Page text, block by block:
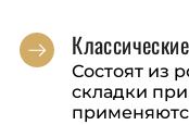
Классические
Состоят из
складки